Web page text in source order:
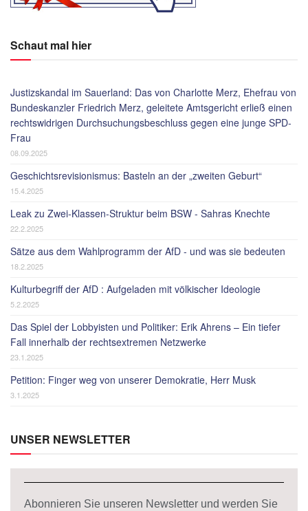
Schaut mal hier
Justizskandal im Sauerland: Das von Charlotte Merz, Ehefrau von
Bundeskanzler Friedrich Merz, geleitete Amtsgericht erließ einen
rechtswidrigen Durchsuchungsbeschluss gegen eine junge SPD-
Frau
08.09.2025
Geschichtsrevisionismus: Basteln an der „zweiten Geburt“
15.4.2025
Leak zu Zwei-Klassen-Struktur beim BSW - Sahras Knechte
22.2.2025
Sätze aus dem Wahlprogramm der AfD - und was sie bedeuten
18.2.2025
Kulturbegriff der AfD : Aufgeladen mit völkischer Ideologie
5.2.2025
Das Spiel der Lobbyisten und Politiker: Erik Ahrens – Ein tiefer
Fall innerhalb der rechtsextremen Netzwerke
23.1.2025
Petition: Finger weg von unserer Demokratie, Herr Musk
3.1.2025
UNSER NEWSLETTER
Abonnieren Sie unseren Newsletter und werden Sie